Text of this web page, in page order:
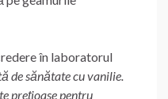
în laboratorul
de sănătate cu vanilie.
prețioase pentru